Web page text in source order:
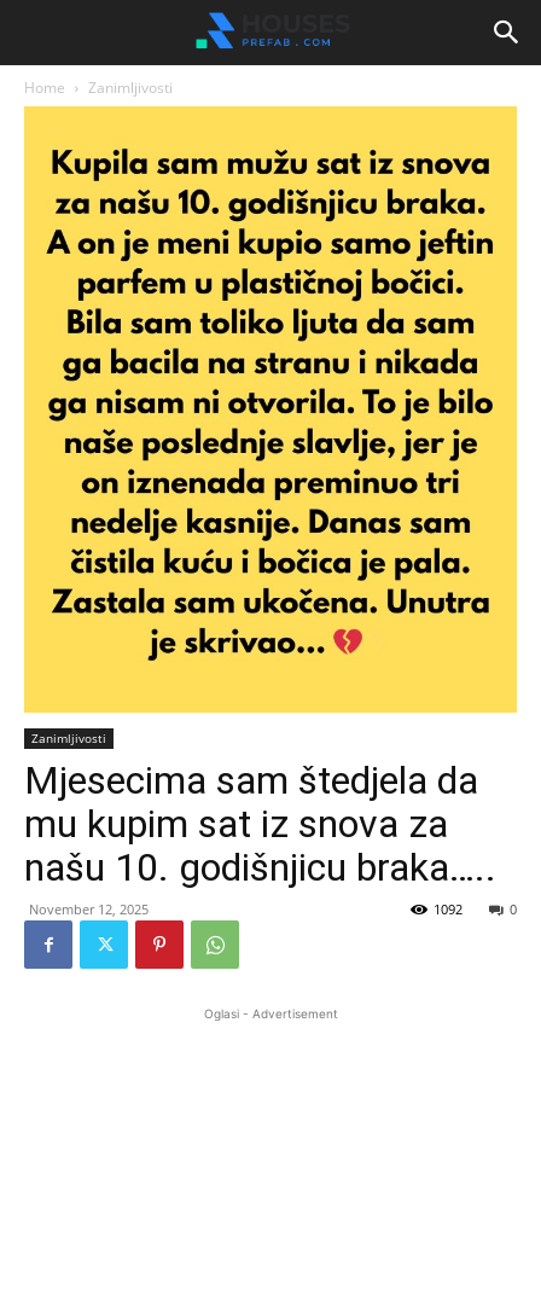
Home Zanimljivosti
Zanimljivosti
Mjesecima sam štedjela da
mu kupim sat iz snova za
našu 10. godišnjicu braka…..
November 12, 2025 0
1092
Oglasi - Advertisement